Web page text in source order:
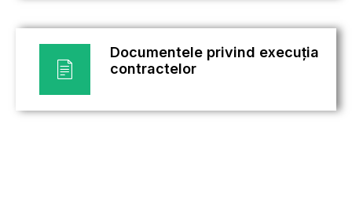
Documentele privind execuția
contractelor